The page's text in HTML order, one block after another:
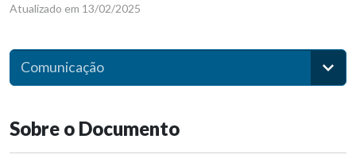
Atualizado em 13/02/2025
Comunicação
Sobre o Documento